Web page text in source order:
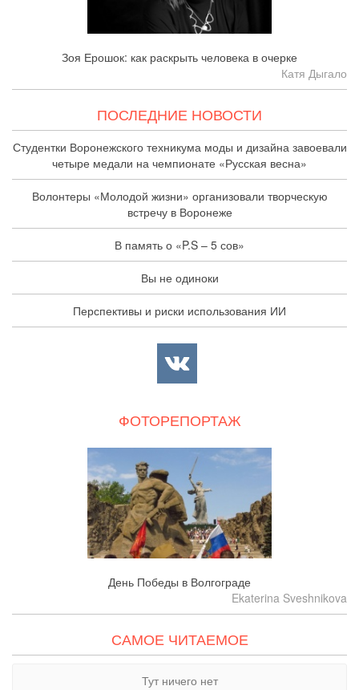
Зоя Ерошок: как раскрыть человека в очерке
Катя Дыгало
ПОСЛЕДНИЕ НОВОСТИ
Студентки Воронежского техникума моды и дизайна завоевали
четыре медали на чемпионате «Русская весна»
Волонтеры «Молодой жизни» организовали творческую
встречу в Воронеже
В память о «P.S – 5 сов»
Вы не одиноки
Перспективы и риски использования ИИ
ФОТОРЕПОРТАЖ
День Победы в Волгограде
Ekaterina Sveshnikova
САМОЕ ЧИТАЕМОЕ
Тут ничего нет